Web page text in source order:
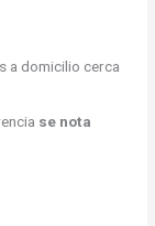
a domicilio cerca
se nota